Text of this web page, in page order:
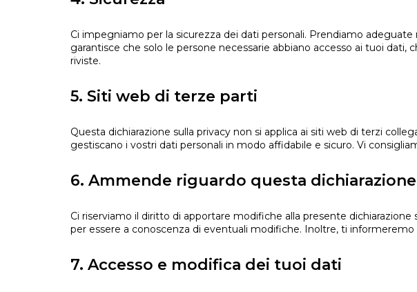
Ci impegniamo per la sicurezza dei dati personali. Prendiamo
garantisce che solo le persone necessarie abbiano accesso ai tuoi
riviste.
5. Siti web di terze parti
Questa dichiarazione sulla privacy non si applica ai siti web di terzi
gestiscano i vostri dati personali in modo affidabile e sicuro. Vi
6. Ammende riguardo questa
Ci riserviamo il diritto di apportare modifiche alla presente
per essere a conoscenza di eventuali modifiche. Inoltre, ti
7. Accesso e modifica dei tuoi dati